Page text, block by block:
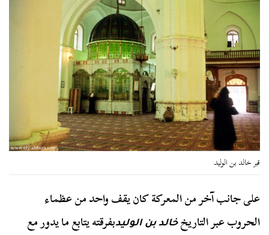
قبر خالد بن الوليد
على جانب آخر من المعركة كان يقف واحد من عظماء
الحروب عبر التاريخخالد بن الوليدبفرقته يتابع ما يدور مع